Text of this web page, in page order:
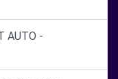
AUTO -